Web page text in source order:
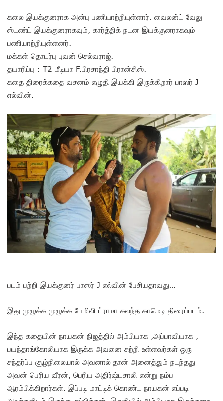
கலை இயக்குனராக அன்பு பணியாற்றியுள்ளார். வைலன்ட் வேலு
ஸ்டண்ட் இயக்குனராகவும், கார்த்திக் நடன இயக்குனராகவும்
பணியாற்றியுள்ளனர்.
மக்கள் தொடர்பு புவன் செல்வராஜ்.
தயாரிப்பு : T2 மீடியா F.பிரசாந்தி பிரான்சிஸ்.
கதை திரைக்கதை வசனம் எழுதி இயக்கி இருக்கிறார் பாஸர் J
எல்வின்.
படம் பற்றி இயக்குனர் பாஸர் J எல்வின் பேசியதாவது…
இது முழுக்க முழுக்க பேமிலி ட்ராமா கலந்த காமெடி திரைப்படம்.
இந்த கதையின் நாயகன் நிஜத்தில் அம்பியாக ,அப்பாவியாக ,
பயந்தாங்கோலியாக இருக்க அவனை சுற்றி உள்ளவர்கள் ஒரு
சந்தர்ப்ப சூழ்நிலையால் அவனால் தான் அனைத்தும் நடந்தது
அவன் பெரிய வீரன், பெரிய அதிர்ஷ்டசாலி என்று நம்ப
ஆரம்பிக்கிறார்கள். இப்படி மாட்டிக் கொண்ட நாயகன் எப்படி